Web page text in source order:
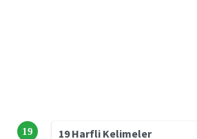
19
19 Harfli Kelimeler